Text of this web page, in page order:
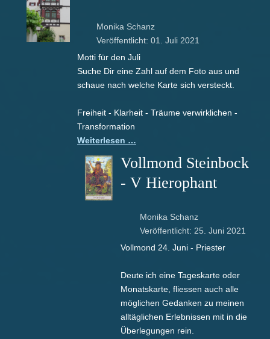
Monika Schanz
Veröffentlicht: 01. Juli 2021
Motti für den Juli
Suche Dir eine Zahl auf dem Foto aus und
schaue nach welche Karte sich versteckt.
Freiheit - Klarheit - Träume verwirklichen -
Transformation
Weiterlesen …
Vollmond Steinbock
- V Hierophant
Monika Schanz
Veröffentlicht: 25. Juni 2021
Vollmond 24. Juni - Priester
Deute ich eine Tageskarte oder
Monatskarte, fliessen auch alle
möglichen Gedanken zu meinen
alltäglichen Erlebnissen mit in die
Überlegungen rein.